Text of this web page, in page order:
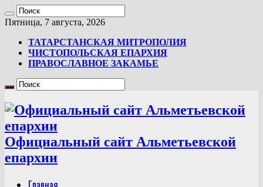
Пятница, 7 августа, 2026
ТАТАРСТАНСКАЯ МИТРОПОЛИЯ
ЧИСТОПОЛЬСКАЯ ЕПАРХИЯ
ПРАВОСЛАВНОЕ ЗАКАМЬЕ
Официальный сайт Альметьевской
епархии